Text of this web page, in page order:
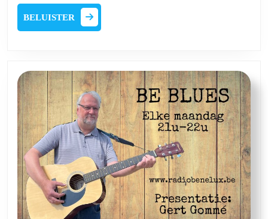
Oordeels
van
2024
2024
BELUISTER